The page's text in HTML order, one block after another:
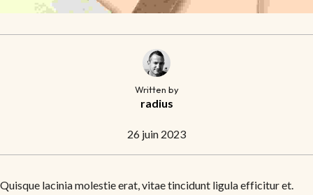
Written by
radius
26 juin 2023
Quisque lacinia molestie erat, vitae tincidunt ligula efficitur et.